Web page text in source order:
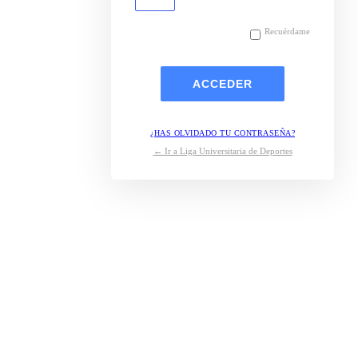
Recuérdame
¿HAS OLVIDADO TU CONTRASEÑA?
← Ir a Liga Universitaria de Deportes